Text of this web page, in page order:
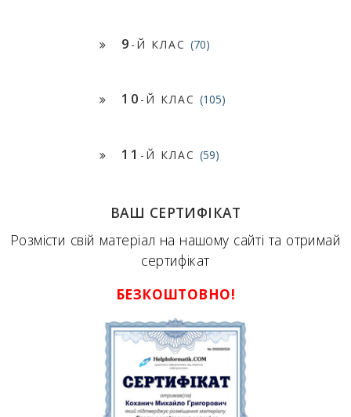
9 -Й КЛАС (70)
10 -Й КЛАС (105)
11 -Й КЛАС (59)
ВАШ СЕРТИФІКАТ
Розмісти свій матеріал на нашому сайті та отримай
сертифікат
БЕЗКОШТОВНО!